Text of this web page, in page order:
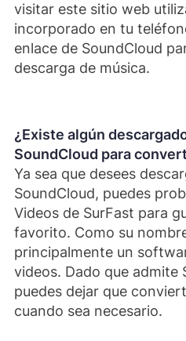
visitar este sitio web
incorporado en tu
enlace de SoundCloud
descarga de música.
¿Existe algún
SoundCloud para
Ya sea que desees
SoundCloud, puedes
Videos de SurFast para
favorito. Como su
principalmente un
videos. Dado que admite
puedes dejar que
cuando sea necesario.